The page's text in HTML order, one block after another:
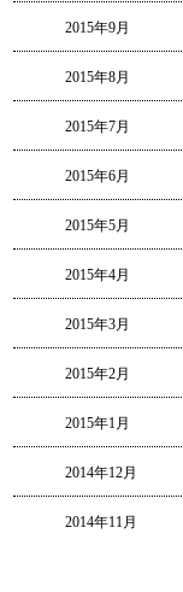
2015年9月
2015年8月
2015年7月
2015年6月
2015年5月
2015年4月
2015年3月
2015年2月
2015年1月
2014年12月
2014年11月